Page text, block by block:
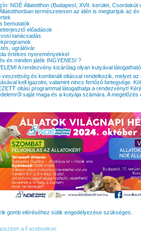
NOÉ Állatotthon (Budapest, XVII. kerület, Csordakút
természetesen az idén is megtartjuk az
bemutatók
előadások
tanácsadás
ugrálóvár
értékes nyereményekkel
és minden játék INGYENES! ?
A rendezvény kizárólag olyan kutyával
veszettség és kombinált oltással rendelkezik, melyet az
kell igazolni, valamint nincs fertőző betegsége.
oltási programmal látogathatja a rendezvényt!
saját maga és a kutyája számára. A megelőzés
gomb eléréséhez sütik engedélyezése szükséges.
a Facebookon